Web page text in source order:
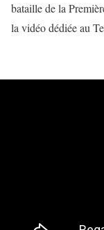
bataille de la
la vidéo dédiée au